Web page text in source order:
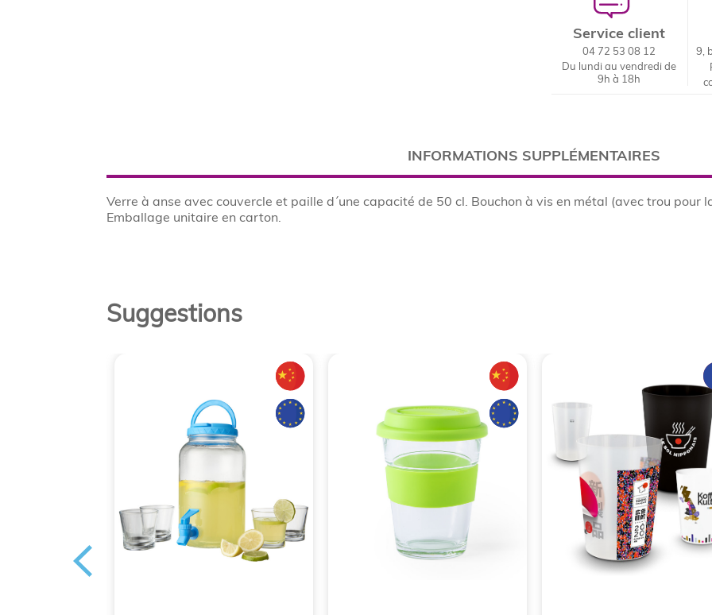
Service client
04 72 53 08 12
Du lundi au vendredi de
9h à 18h
9,
INFORMATIONS SUPPLÉMENTAIRES
Verre à anse avec couvercle et paille d´une capacité de 50 cl. Bouchon à vis en métal (avec trou pour
Emballage unitaire en carton.
Suggestions